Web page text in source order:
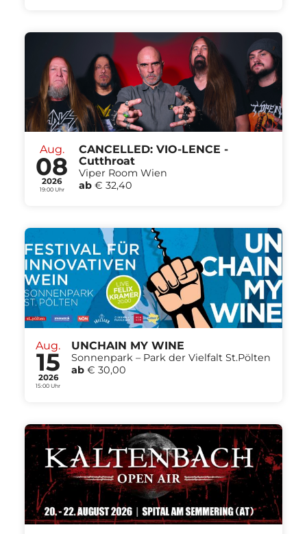
Aug.
08
2026
19:00 Uhr
CANCELLED: VIO-LENCE -
Cutthroat
Viper Room Wien
ab € 32,40
Aug.
15
2026
15:00 Uhr
UNCHAIN MY WINE
Sonnenpark – Park der Vielfalt St.Pölten
ab € 30,00